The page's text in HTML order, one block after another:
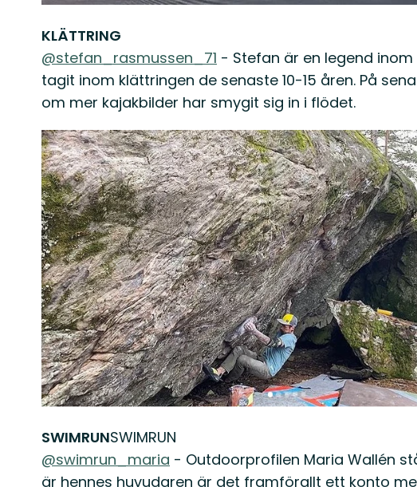
KLÄTTRING
@stefan_rasmussen_71 - Stefan är en legend
tagit inom klättringen de senaste 10-15 åren. På
om mer kajakbilder har smygit sig in i flödet.
SWIMRUNSWIMRUN
@swimrun_maria - Outdoorprofilen Maria Wallén
är hennes huvudgren är det framförallt ett konto